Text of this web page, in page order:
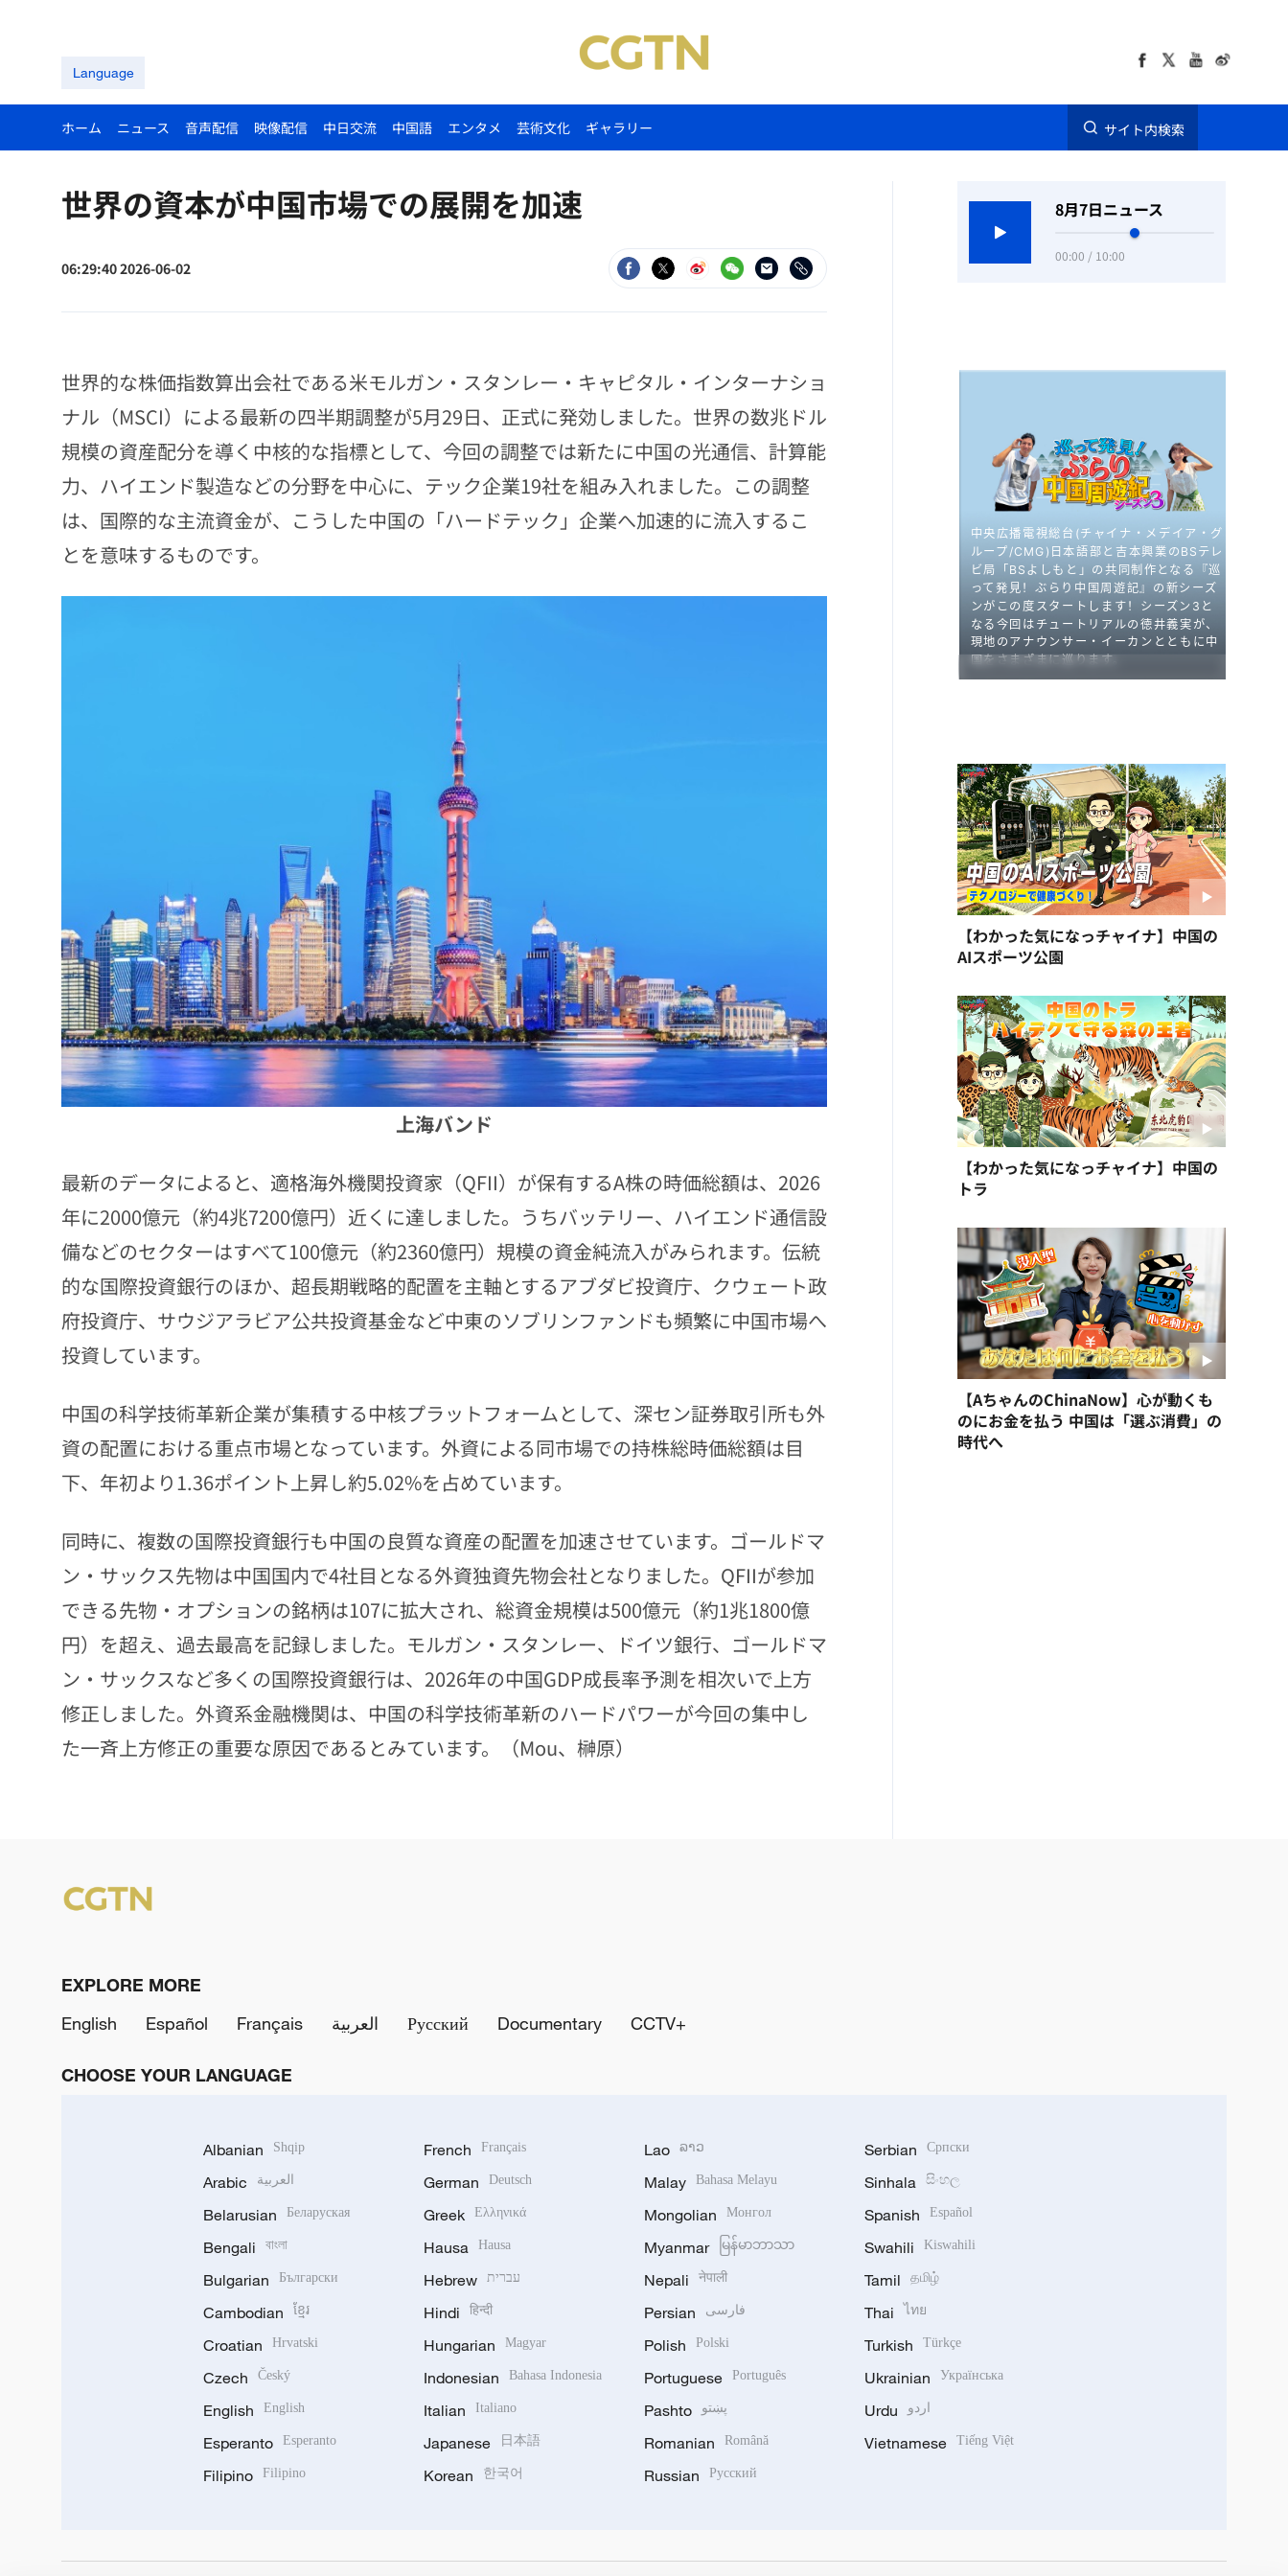
Language
ホーム ニュース 音声配信 映像配信 中日交流 中国語 エンタメ 芸術文化 ギャラリー サイト内検索
世界の資本が中国市場での展開を加速
06:29:40 2026-06-02
世界的な株価指数算出会社である米モルガン・スタンレー・キャピタル・インターナショ
ナル（MSCI）による最新の四半期調整が5月29日、正式に発効しました。世界の数兆ドル
規模の資産配分を導く中核的な指標として、今回の調整では新たに中国の光通信、計算能
力、ハイエンド製造などの分野を中心に、テック企業19社を組み入れました。この調整
は、国際的な主流資金が、こうした中国の「ハードテック」企業へ加速的に流入するこ
とを意味するものです。
上海バンド
最新のデータによると、適格海外機関投資家（QFII）が保有するA株の時価総額は、2026
年に2000億元（約4兆7200億円）近くに達しました。うちバッテリー、ハイエンド通信設
備などのセクターはすべて100億元（約2360億円）規模の資金純流入がみられます。伝統
的な国際投資銀行のほか、超長期戦略的配置を主軸とするアブダビ投資庁、クウェート政
府投資庁、サウジアラビア公共投資基金など中東のソブリンファンドも頻繁に中国市場へ
投資しています。
中国の科学技術革新企業が集積する中核プラットフォームとして、深セン証券取引所も外
資の配置における重点市場となっています。外資による同市場での持株総時価総額は目
下、年初より1.36ポイント上昇し約5.02%を占めています。
同時に、複数の国際投資銀行も中国の良質な資産の配置を加速させています。ゴールドマ
ン・サックス先物は中国国内で4社目となる外資独資先物会社となりました。QFIIが参加
できる先物・オプションの銘柄は107に拡大され、総資金規模は500億元（約1兆1800億
円）を超え、過去最高を記録しました。モルガン・スタンレー、ドイツ銀行、ゴールドマ
ン・サックスなど多くの国際投資銀行は、2026年の中国GDP成長率予測を相次いで上方
修正しました。外資系金融機関は、中国の科学技術革新のハードパワーが今回の集中し
た一斉上方修正の重要な原因であるとみています。（Mou、榊原）
8月7日ニュース
00:00 / 10:00
【わかった気になっチャイナ】中国の
AIスポーツ公園
【わかった気になっチャイナ】中国の
トラ
【AちゃんのChinaNow】心が動くも
のにお金を払う 中国は「選ぶ消費」の
時代へ
EXPLORE MORE
English
Español Français العربية Русский Documentary CCTV+
CHOOSE YOUR LANGUAGE
Albanian Shqip
Arabic العربية
Belarusian Беларуская
Bengali বাংলা
Bulgarian Български
Cambodian ខ្មែរ
Croatian Hrvatski
Czech Český
English English
Esperanto Esperanto
Filipino Filipino
French Français
German Deutsch
Greek Ελληνικά
Hausa Hausa
Hebrew עברית
Hindi हिन्दी
Hungarian Magyar
Indonesian Bahasa Indonesia
Italian Italiano
Japanese 日本語
Korean 한국어
Lao ລາວ
Malay Bahasa Melayu
Mongolian Монгол
Myanmar မြန်မာဘာသာ
Nepali नेपाली
Persian فارسی
Polish Polski
Portuguese Português
Pashto پښتو
Romanian Română
Russian Русский
Serbian Српски
Sinhala සිංහල
Spanish Español
Swahili Kiswahili
Tamil தமிழ்
Thai ไทย
Turkish Türkçe
Ukrainian Українська
Urdu اردو
Vietnamese Tiếng Việt